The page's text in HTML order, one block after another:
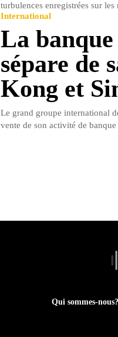
turbulences enregistrées sur
International
La
sépare de
Kong et
Le grand groupe international
vente de son activité de
Qui sommes-nous?